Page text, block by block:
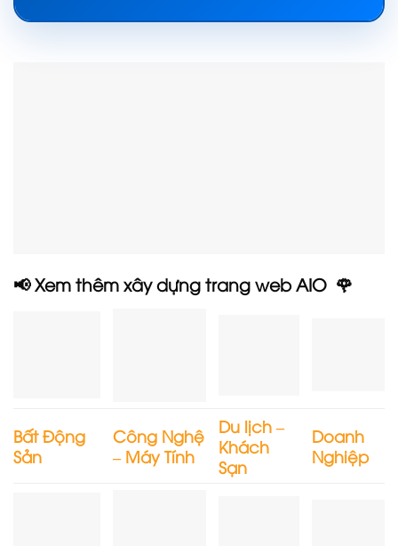
📢 Xem thêm xây dựng trang web AIO 🌹
Bất Động
Sản
Công Nghệ
– Máy Tính
Du lịch –
Khách
Sạn
Doanh
Nghiệp